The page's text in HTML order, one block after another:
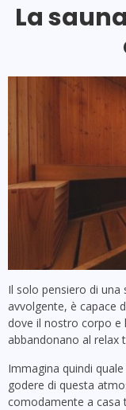
La
Il solo pensiero di
avvolgente, è capace
dove il nostro corpo e
abbandonano al relax
Immagina quindi
godere di questa
comodamente a casa